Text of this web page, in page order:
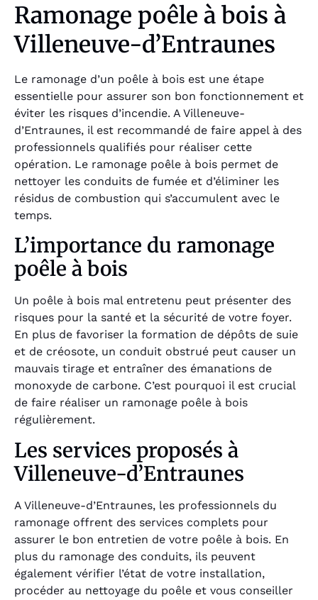
Ramonage poêle à bois à
Villeneuve-d’Entraunes
Le ramonage d’un poêle à bois est une étape
essentielle pour assurer son bon fonctionnement et
éviter les risques d’incendie. A Villeneuve-
d’Entraunes, il est recommandé de faire appel à des
professionnels qualifiés pour réaliser cette
opération. Le ramonage poêle à bois permet de
nettoyer les conduits de fumée et d’éliminer les
résidus de combustion qui s’accumulent avec le
temps.
L’importance du ramonage
poêle à bois
Un poêle à bois mal entretenu peut présenter des
risques pour la santé et la sécurité de votre foyer.
En plus de favoriser la formation de dépôts de suie
et de créosote, un conduit obstrué peut causer un
mauvais tirage et entraîner des émanations de
monoxyde de carbone. C’est pourquoi il est crucial
de faire réaliser un ramonage poêle à bois
régulièrement.
Les services proposés à
Villeneuve-d’Entraunes
A Villeneuve-d’Entraunes, les professionnels du
ramonage offrent des services complets pour
assurer le bon entretien de votre poêle à bois. En
plus du ramonage des conduits, ils peuvent
également vérifier l’état de votre installation,
procéder au nettoyage du poêle et vous conseiller